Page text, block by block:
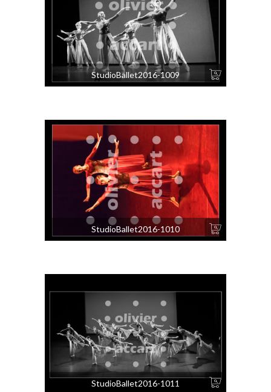
StudioBallet2016-1009
StudioBallet2016-1010
StudioBallet2016-1011